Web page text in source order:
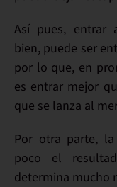
Así pues, entrar
bien, puede ser
por lo que, en
es entrar mejor
que se lanza al
Por otra parte,
poco el
determina mucho